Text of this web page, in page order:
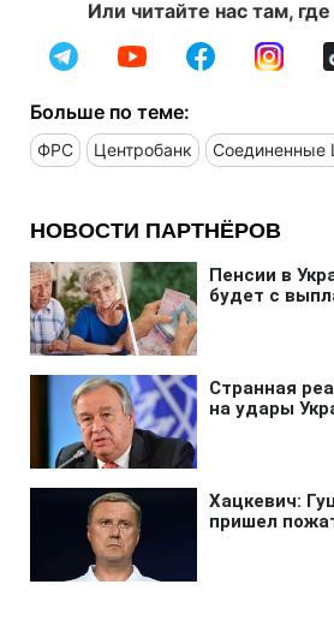
Или читайте нас там,
Больше по теме:
ФРС Центробанк Соединенные